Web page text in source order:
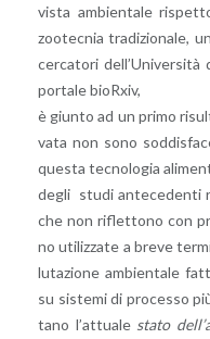
vista am­bien­ta­le
zoo­tec­nia tra­di­zio­na­le,
cer­ca­to­ri del­l’U­ni­ver­si­tà
por­ta­le bioR­xiv,
è giun­to ad un primo
va­ta non sono
que­sta tec­no­lo­gia
degli studi an­te­ce­den­ti
che non ri­flet­to­no con
no uti­liz­za­te a breve
lu­ta­zio­ne am­bien­ta­le
su si­ste­mi di pro­ces­so
ta­no l’at­tua­le stato